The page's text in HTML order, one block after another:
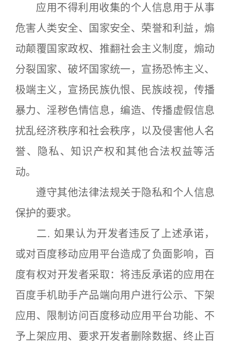
应用不得利用收集的个人信息用于从事
危害人类安全、国家安全、荣誉和利益，煽
动颠覆国家政权、推翻社会主义制度，煽动
分裂国家、破坏国家统一，宣扬恐怖主义、
极端主义，宣扬民族仇恨、民族歧视，传播
暴力、淫秽色情信息，编造、传播虚假信息
扰乱经济秩序和社会秩序，以及侵害他人名
誉、隐私、知识产权和其他合法权益等活
动。
遵守其他法律法规关于隐私和个人信息
保护的要求。
二. 如果认为开发者违反了上述承诺，
或对百度移动应用平台造成了负面影响，百
度有权对开发者采取：将违反承诺的应用在
百度手机助手产品端向用户进行公示、下架
应用、限制访问百度移动应用平台功能、不
予上架应用、要求开发者删除数据、终止百